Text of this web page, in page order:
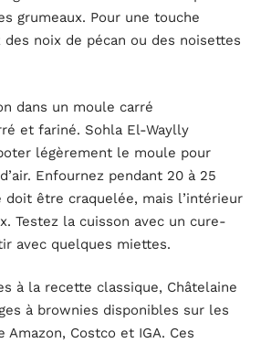
grumeaux. Pour une touche
des noix de pécan ou des noisettes
dans un moule carré
et fariné. Sohla El-Waylly
légèrement le moule pour
Enfournez pendant 20 à 25
doit être craquelée, mais l’intérieur
Testez la cuisson avec un cure-
avec quelques miettes.
à la recette classique, Châtelaine
à brownies disponibles sur les
Costco et IGA. Ces